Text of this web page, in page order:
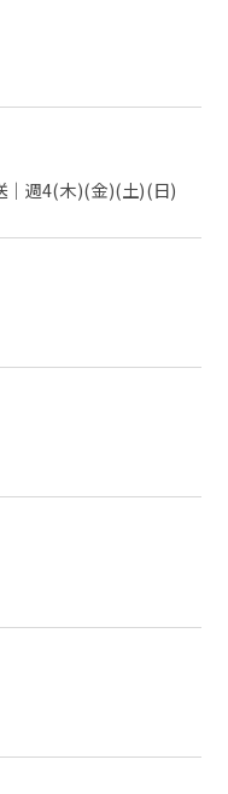
｜週4(木)(金)(土)(日)